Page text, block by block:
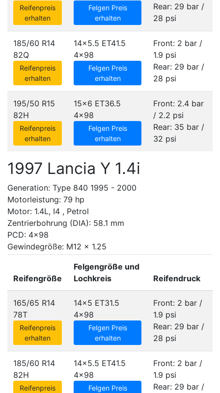
Reifenpreis
erhalten
Felgen Preis
erhalten
Rear: 29 bar /
28 psi
185/60 R14
82Q
Reifenpreis
erhalten
14x5.5 ET41.5
4x98
Felgen Preis
erhalten
Front: 2 bar /
1.9 psi
Rear: 29 bar /
28 psi
195/50 R15
82H
Reifenpreis
erhalten
15x6 ET36.5
4x98
Felgen Preis
erhalten
Front: 2.4 bar
/ 2.2 psi
Rear: 35 bar /
32 psi
1997 Lancia Y 1.4i
Generation: Type 840 1995 - 2000
Motorleistung: 79 hp
Motor: 1.4L, I4 , Petrol
Zentrierbohrung (DIA): 58.1 mm
PCD: 4x98
Gewindegröße: M12 x 1.25
Reifengröße
Felgengröße und
Lochkreis
Reifendruck
165/65 R14
78T
Reifenpreis
erhalten
14x5 ET31.5
4x98
Felgen Preis
erhalten
Front: 2 bar /
1.9 psi
Rear: 29 bar /
28 psi
185/60 R14
82H
Reifenpreis
14x5.5 ET41.5
4x98
Felgen Preis
Front: 2 bar /
1.9 psi
Rear: 29 bar /